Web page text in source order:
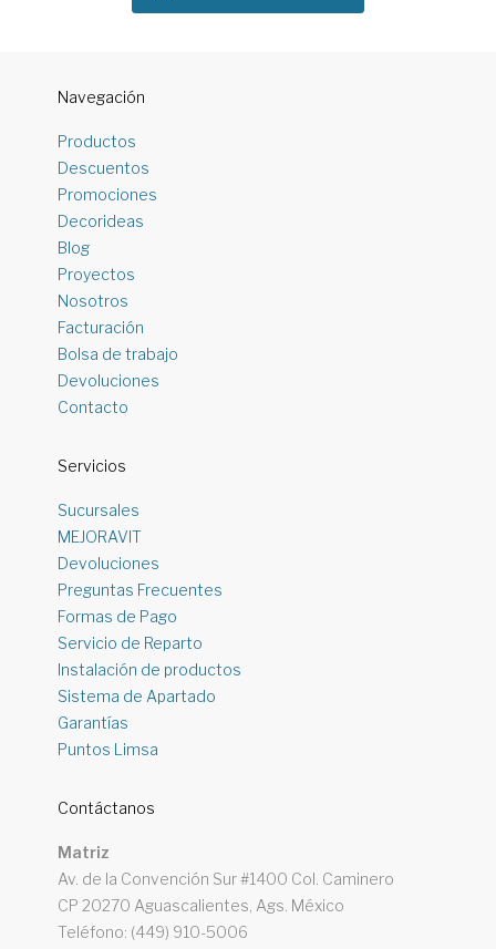
Navegación
Productos
Descuentos
Promociones
Decorideas
Blog
Proyectos
Nosotros
Facturación
Bolsa de trabajo
Devoluciones
Contacto
Servicios
Sucursales
MEJORAVIT
Devoluciones
Preguntas Frecuentes
Formas de Pago
Servicio de Reparto
Instalación de productos
Sistema de Apartado
Garantías
Puntos Limsa
Contáctanos
Matriz
Av. de la Convención Sur #1400 Col. Caminero
CP 20270 Aguascalientes, Ags. México
Teléfono: (449) 910-5006